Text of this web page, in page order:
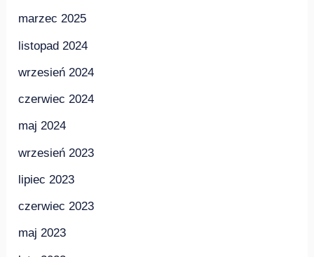
marzec 2025
listopad 2024
wrzesień 2024
czerwiec 2024
maj 2024
wrzesień 2023
lipiec 2023
czerwiec 2023
maj 2023